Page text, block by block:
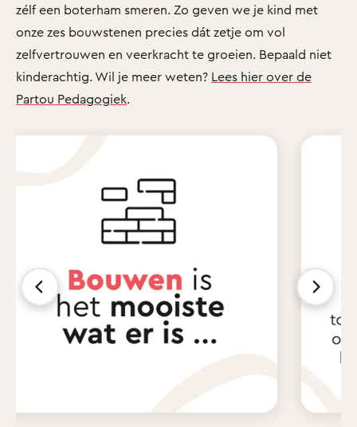
zélf een boterham smeren. Zo geven we je kind met
onze zes bouwstenen precies dát zetje om vol
zelfvertrouwen en veerkracht te groeien. Bepaald niet
kinderachtig. Wil je meer weten? Lees hier over de
Partou Pedagogiek.